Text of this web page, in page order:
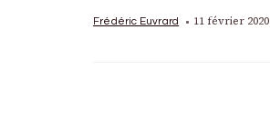
Frédéric Euvrard 11 février 2020